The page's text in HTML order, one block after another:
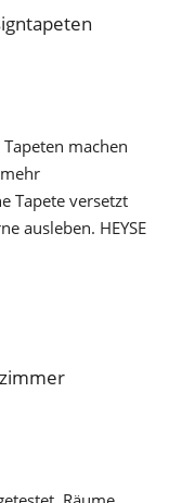
machen
Tapete versetzt
ausleben. HEYSE